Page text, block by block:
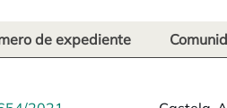
de expediente